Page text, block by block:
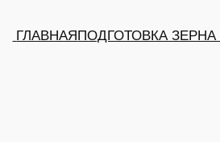
ГЛАВНАЯПОДГОТОВКА